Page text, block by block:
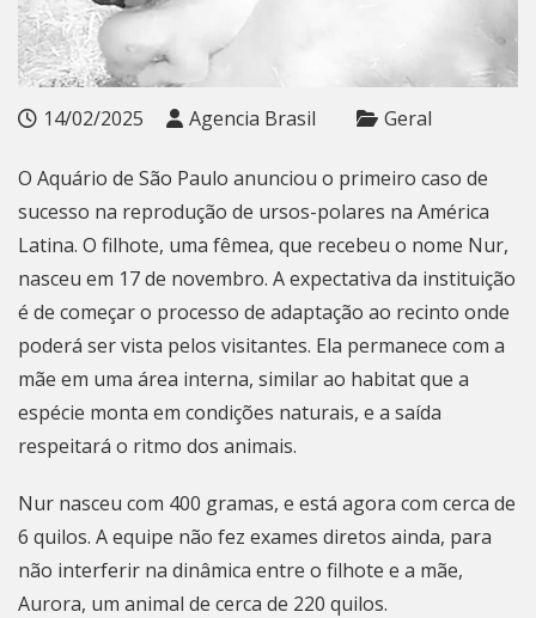
14/02/2025 Agencia Brasil Geral
O Aquário de São Paulo anunciou o primeiro caso de
sucesso na reprodução de ursos-polares na América
Latina. O filhote, uma fêmea, que recebeu o nome Nur,
nasceu em 17 de novembro. A expectativa da instituição
é de começar o processo de adaptação ao recinto onde
poderá ser vista pelos visitantes. Ela permanece com a
mãe em uma área interna, similar ao habitat que a
espécie monta em condições naturais, e a saída
respeitará o ritmo dos animais.
Nur nasceu com 400 gramas, e está agora com cerca de
6 quilos. A equipe não fez exames diretos ainda, para
não interferir na dinâmica entre o filhote e a mãe,
Aurora, um animal de cerca de 220 quilos.